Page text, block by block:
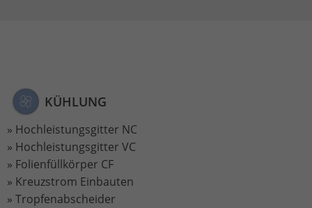
KÜHLUNG
Hochleistungsgitter NC
Hochleistungsgitter VC
Folienfüllkörper CF
Kreuzstrom Einbauten
Tropfenabscheider
Anbieter
Laufzeit 1 Minute
Dies ist ein von Google Analytics
gesetztes Cookie vom Mustertyp, bei
dem das Musterelement auf dem
Namen die eindeutige